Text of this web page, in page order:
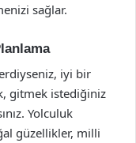
sağlar.
iyi bir
gitmek istediğiniz
Yolculuk
güzellikler, milli